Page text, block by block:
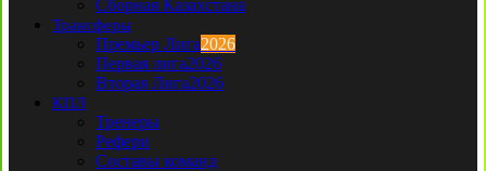
Сборная Казахстана
Трансферы
Премьер Лига2026
Первая лига2026
Вторая Лига2026
КПЛ
Тренеры
Рефери
Составы команд